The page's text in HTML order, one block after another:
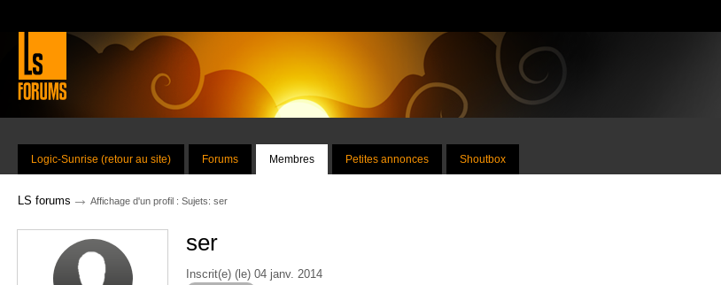
Logic-Sunrise (retour au site) Forums Membres Petites annonces Shoutbox
LS forums → Affichage d'un profil : Sujets: ser
ser
Inscrit(e) (le) 04 janv. 2014